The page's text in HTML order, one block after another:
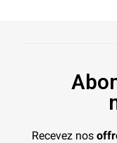
Recevez nos